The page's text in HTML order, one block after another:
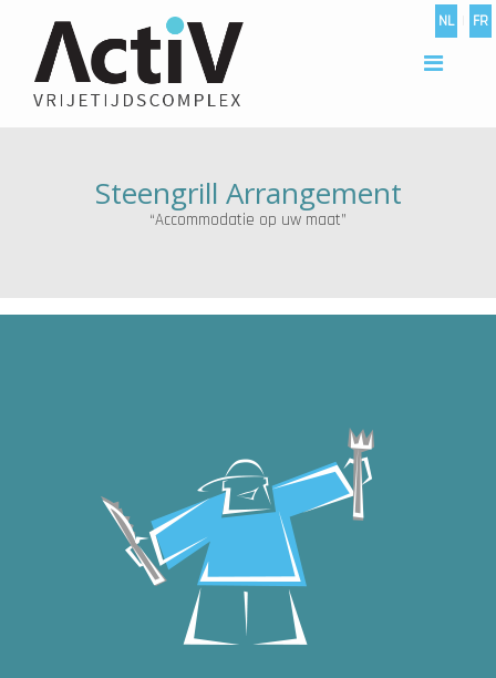
NL FR
Steengrill Arrangement
“Accommodatie op uw maat”